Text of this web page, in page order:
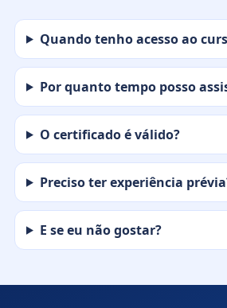
Quando tenho acesso ao
Por quanto tempo posso
O certificado é válido?
Preciso ter experiência
E se eu não gostar?